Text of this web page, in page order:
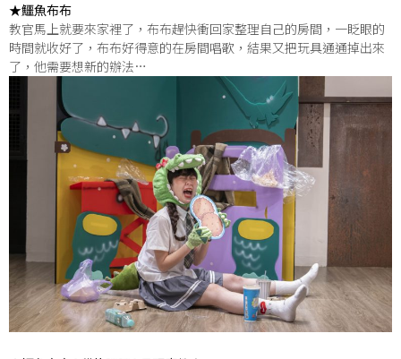
★鱷魚布布
教官馬上就要來家裡了，布布趕快衝回家整理自己的房間，一眨眼的
時間就收好了，布布好得意的在房間唱歌，結果又把玩具通通掉出來
了，他需要想新的辦法…